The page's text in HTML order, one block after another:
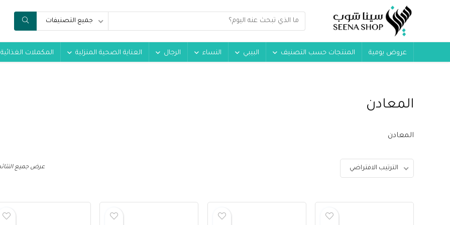
جميع التصنيفات
عروض يومية المنتجات حسب التصنيف البيبي النساء الرجال العناية الصحية المنزلية المكملات الغذائية
المعادن
المعادن
عرض جميع النتائج الترتيب الافتراضي